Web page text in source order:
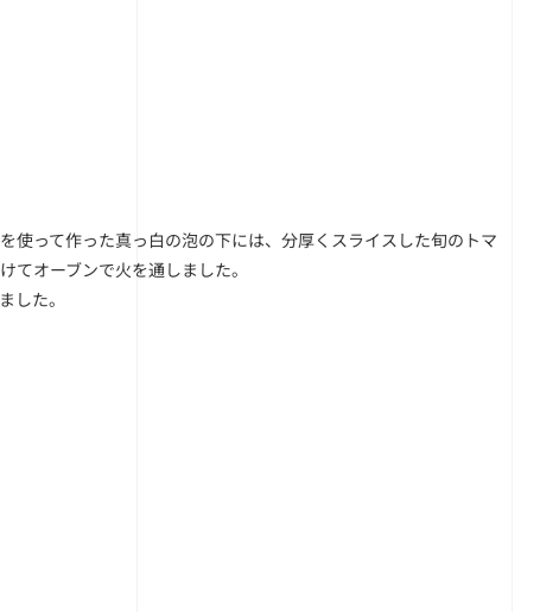
使って作った真っ白の泡の下には、分厚くスライスした旬のトマ
てオーブンで火を通しました。
した。